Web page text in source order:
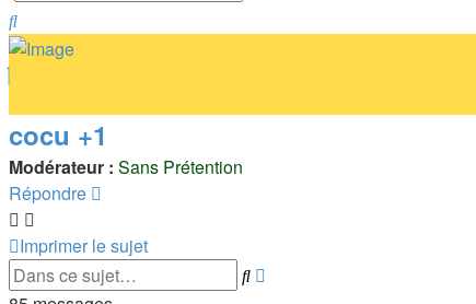
Rechercher
cocu +1
Modérateur : Sans Prétention
Répondre
Imprimer le sujet
Rechercher